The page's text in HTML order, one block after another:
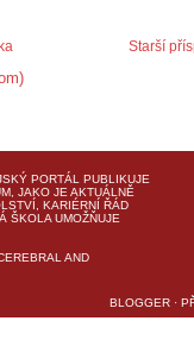
Starší
PORTÁL PUBLIKUJE
JAKO JE AKTUÁLNĚ
KARIÉRNÍ ŘÁD
ŠKOLA UMOŽŇUJE
AND
BLOGGER ·